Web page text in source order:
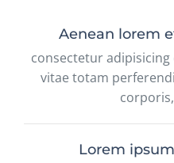
Aenean lorem
consectetur
vitae totam
Lorem